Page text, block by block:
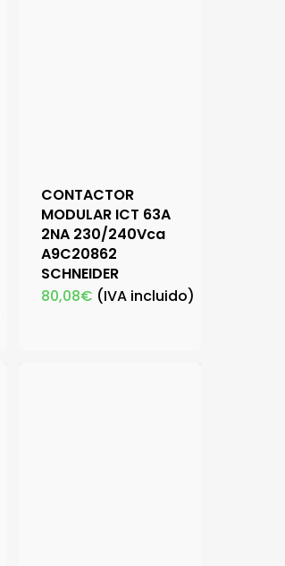
CONTACTOR
MODULAR ICT 63A
2NA 230/240Vca
A9C20862
SCHNEIDER
80,08€ (IVA incluido)